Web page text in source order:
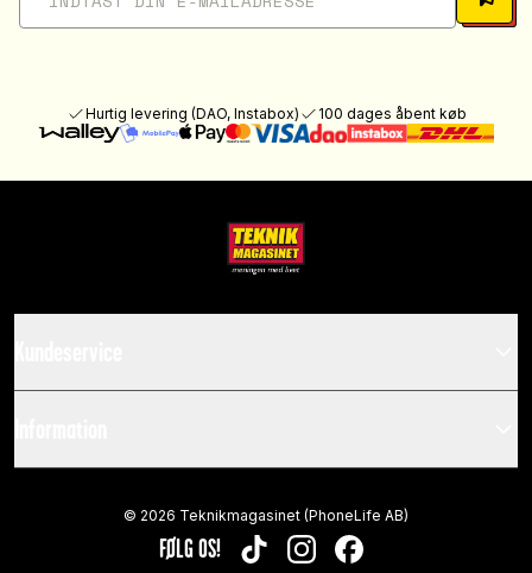
Hurtig levering (DAO, Instabox) 100 dages åbent køb
FØLG OS! TIKTOKINSTAGRAMFACEBOOK
© 2026 Teknikmagasinet (PhoneLife AB)